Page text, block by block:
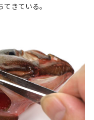
きている。